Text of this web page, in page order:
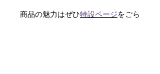
商品の魅力はぜひ特設ページをごら